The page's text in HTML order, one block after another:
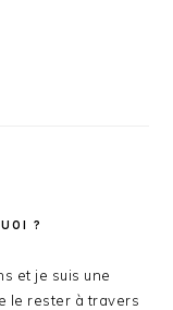
?
et je suis une
le rester à travers